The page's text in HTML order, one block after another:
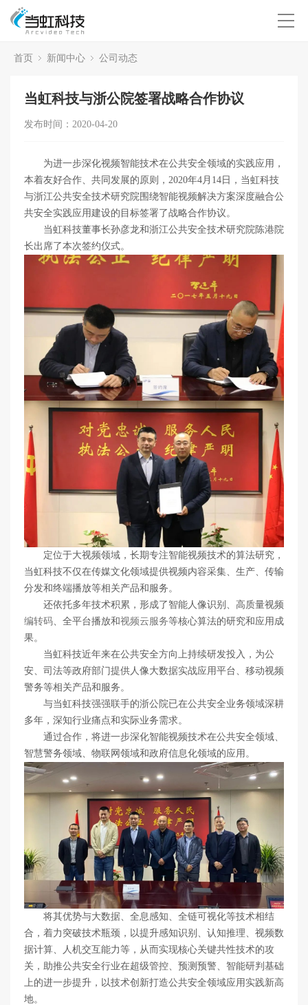
首页 新闻中心 公司动态
当虹科技与浙公院签署战略合作协议
发布时间：2020-04-20
为进一步深化视频智能技术在公共安全领域的实践应用，
本着友好合作、共同发展的原则，2020年4月14日，当虹科技
与浙江公共安全技术研究院围绕智能视频解决方案深度融合公
共安全实践应用建设的目标签署了战略合作协议。
当虹科技董事长孙彦龙和浙江公共安全技术研究院陈港院
长出席了本次签约仪式。
定位于大视频领域，长期专注智能视频技术的算法研究，
当虹科技不仅在传媒文化领域提供视频内容采集、生产、传输
分发和终端播放等相关产品和服务。
还依托多年技术积累，形成了智能人像识别、高质量视频
编转码 、全平台播放和视频云服务等核心算法的研究和应用成
果。
当虹科技近年来在公共安全方向上持续研发投入，为公
安、司法等政府部门提供人像大数据实战应用平台、移动视频
警务等相关产品和服务。
与当虹科技强强联手的浙公院已在公共安全业务领域深耕
多年，深知行业痛点和实际业务需求。
通过合作，将进一步深化智能视频技术在公共安全领域、
智慧警务领域、物联网领域和政府信息化领域的应用。
将其优势与大数据、全息感知、全链可视化等技术相结
合，着力突破技术瓶颈，以提升感知识别、认知推理、视频数
据计算、人机交互能力等，从而实现核心关键共性技术的攻
关，助推公共安全行业在超级管控、预测预警、智能研判基础
上的进一步提升，以技术创新打造公共安全领域应用实践新高
地。